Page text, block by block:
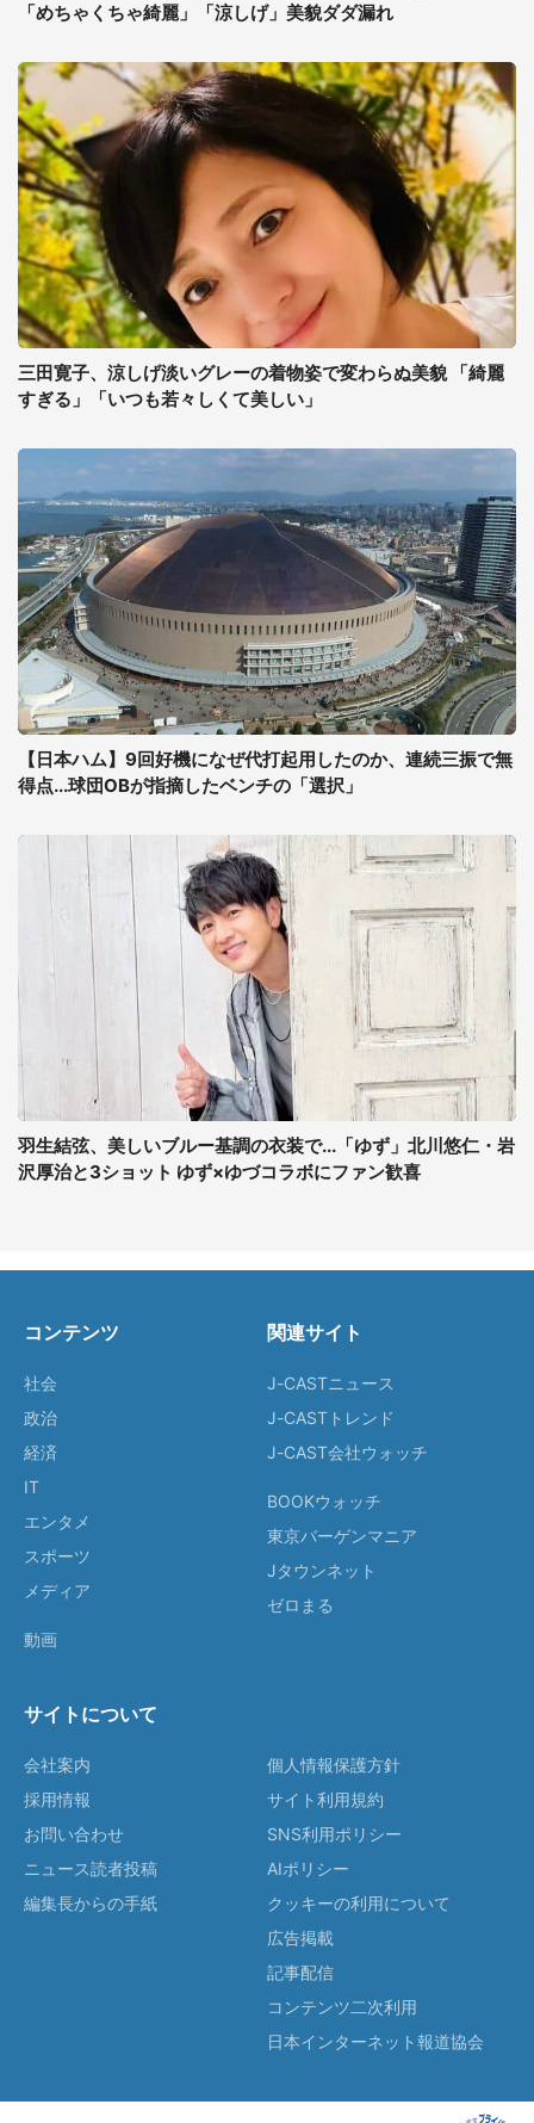
「めちゃくちゃ綺麗」「涼しげ」美貌ダダ漏れ
三田寛子、涼しげ淡いグレーの着物姿で変わらぬ美貌 「綺麗
すぎる」「いつも若々しくて美しい」
【日本ハム】9回好機になぜ代打起用したのか、連続三振で無
得点...球団OBが指摘したベンチの「選択」
羽生結弦、美しいブルー基調の衣装で...「ゆず」北川悠仁・岩
沢厚治と3ショット ゆず×ゆづコラボにファン歓喜
コンテンツ
社会
政治
経済
IT
エンタメ
スポーツ
メディア
動画
関連サイト
J-CASTニュース
J-CASTトレンド
J-CAST会社ウォッチ
BOOKウォッチ
東京バーゲンマニア
Jタウンネット
ゼロまる
サイトについて
会社案内
採用情報
お問い合わせ
ニュース読者投稿
編集長からの手紙
個人情報保護方針
サイト利用規約
SNS利用ポリシー
AIポリシー
クッキーの利用について
広告掲載
記事配信
コンテンツ二次利用
日本インターネット報道協会